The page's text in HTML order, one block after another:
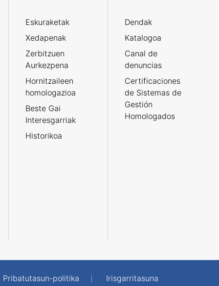
Eskuraketak
Xedapenak
Zerbitzuen
Aurkezpena
Hornitzaileen
homologazioa
Beste Gai
Interesgarriak
Historikoa
Dendak
Katalogoa
Canal de
denuncias
Certificaciones
de Sistemas de
Gestión
Homologados
Pribatutasun-politika Irisgarritasuna